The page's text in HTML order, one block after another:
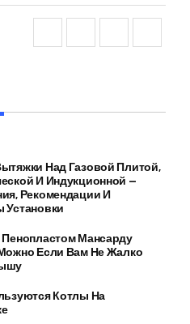
Над Газовой Плитой,
И Индукционной —
Рекомендации И
Установки
Пенопластом Мансарду
Если Вам Не Жалко
Котлы На